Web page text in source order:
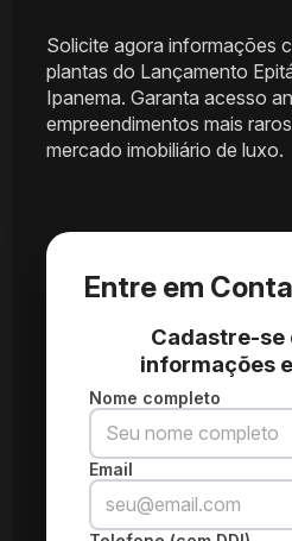
Solicite agora informações
plantas do Lançamento
Ipanema. Garanta acesso
empreendimentos mais
mercado imobiliário de luxo.
Entre em
Cadastre-se
informações
Nome completo
Email